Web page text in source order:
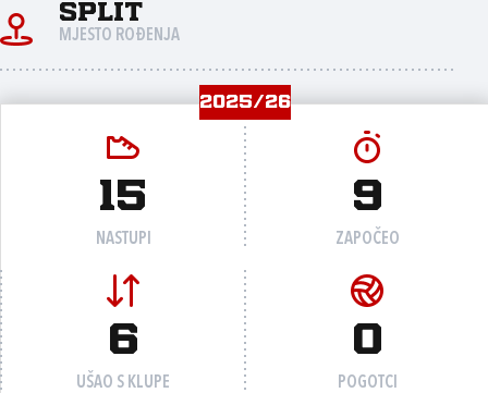
Split
MJESTO ROĐENJA
2025/26
15
NASTUPI
9
ZAPOČEO
6
UŠAO S KLUPE
0
POGOTCI